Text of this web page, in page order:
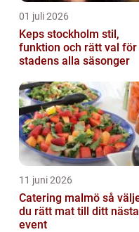
01 juli 2026
Keps stockholm stil,
funktion och rätt val för
stadens alla säsonger
11 juni 2026
Catering malmö så väljer
du rätt mat till ditt nästa
event